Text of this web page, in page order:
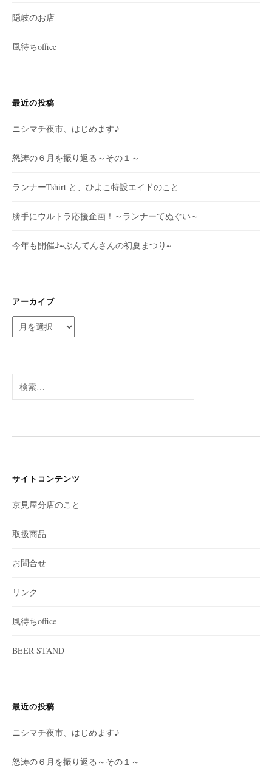
隠岐のお店
風待ちoffice
最近の投稿
ニシマチ夜市、はじめます♪
怒涛の６月を振り返る～その１～
ランナーTshirt と、ひよこ特設エイドのこと
勝手にウルトラ応援企画！～ランナーてぬぐい～
今年も開催♪~ぶんてんさんの初夏まつり~
アーカイブ
ー
ブ
索:
サイトコンテンツ
京見屋分店のこと
取扱商品
お問合せ
リンク
風待ちoffice
BEER STAND
最近の投稿
ニシマチ夜市、はじめます♪
怒涛の６月を振り返る～その１～